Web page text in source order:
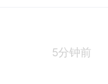
5分钟前